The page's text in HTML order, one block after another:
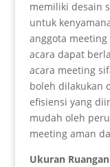
memiliki desain
untuk
anggota
acara dapat
acara meeting
boleh dilakukan
efisiensi yang
mudah oleh
meeting aman
Ukuran